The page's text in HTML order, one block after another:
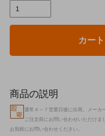
カー
商品の説明
通常４～７営業日後に出荷。メーカ
ご注文前にお問い合わせいただけま
お気軽にお問い合わせください。